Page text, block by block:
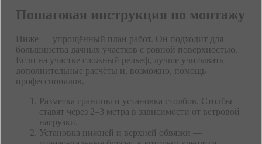
Пошаговая инструкция по монтажу
Ниже — упрощённый план работ. Он подходит для
большинства дачных участков с ровной поверхностью.
Если на участке сложный рельеф, лучше учитывать
дополнительные расчёты и, возможно, помощь
профессионалов.
Разметка границы и установка столбов. Столбы
ставят через 2–3 метра в зависимости от ветровой
нагрузки.
Установка нижней и верхней обвязки —